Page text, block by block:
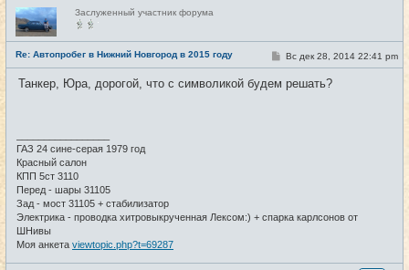
Н
е
в
с
е
т
и
Заслуженный участник форума
Re: Автопробег в Нижний Новгород в 2015 году #27
С
о
б
Вс дек 28, 2014 22:41 pm
Танкер, Юра, дорогой, что с символикой будем решать?
ГАЗ 24 сине-серая 1979 год
Красный салон
КПП 5ст 3110
Перед - шары 31105
Зад - мост 31105 + стабилизатор
Электрика - проводка хитровыкрученная Лексом:) + спарка карлсонов от
ШНивы
Моя анкета viewtopic.php?t=69287